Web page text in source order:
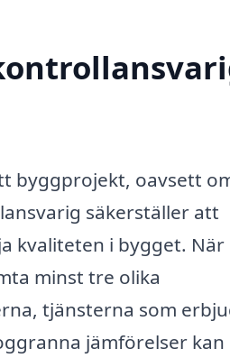
byggprojekt, oavsett
säkerställer att
kvaliteten i bygget. När
minst tre olika
tjänsterna som
jämförelser kan